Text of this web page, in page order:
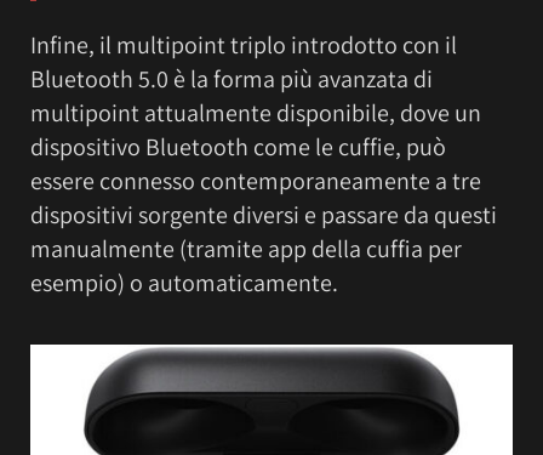
Infine, il multipoint triplo introdotto con il
Bluetooth 5.0 è la forma più avanzata di
multipoint attualmente disponibile, dove un
dispositivo Bluetooth come le cuffie, può
essere connesso contemporaneamente a tre
dispositivi sorgente diversi e passare da questi
manualmente (tramite app della cuffia per
esempio) o automaticamente.